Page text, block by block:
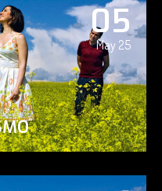
05
May 25